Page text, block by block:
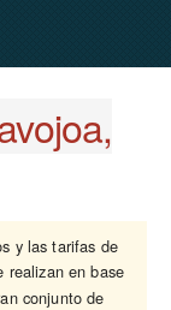
y las tarifas de
realizan en base
conjunto de